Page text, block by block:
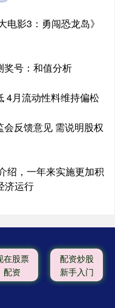
影3：勇闯恐龙岛》
奖号：和值分析
4月流动性料维持偏松
反馈意见 需说明股权
绍，一年来实施更加积
济运行
在股票
配资
配资炒股
新手入门